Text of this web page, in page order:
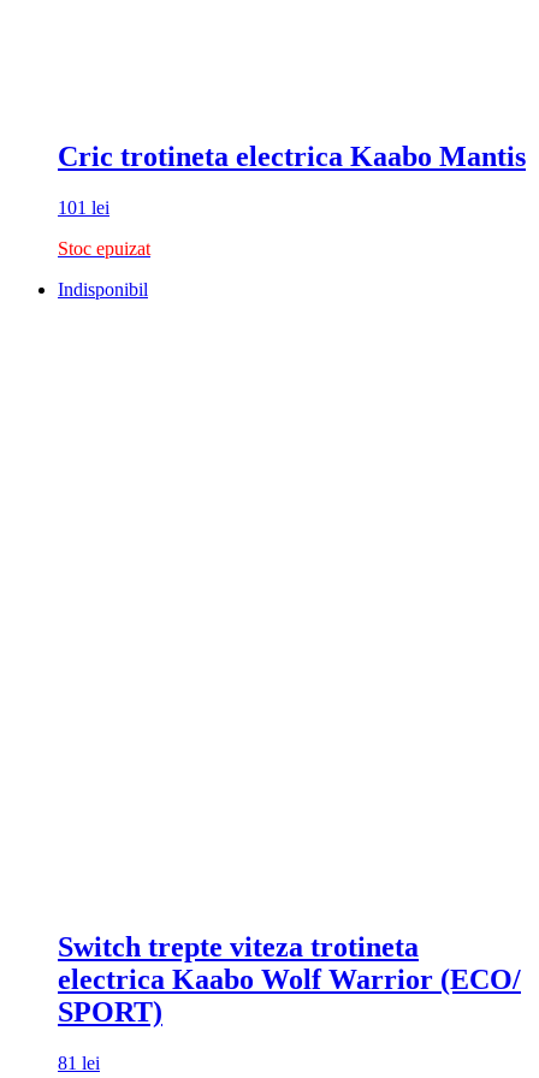
Cric trotineta electrica Kaabo Mantis
101 lei
Stoc epuizat
Indisponibil
Switch trepte viteza trotineta
electrica Kaabo Wolf Warrior (ECO/
SPORT)
81 lei